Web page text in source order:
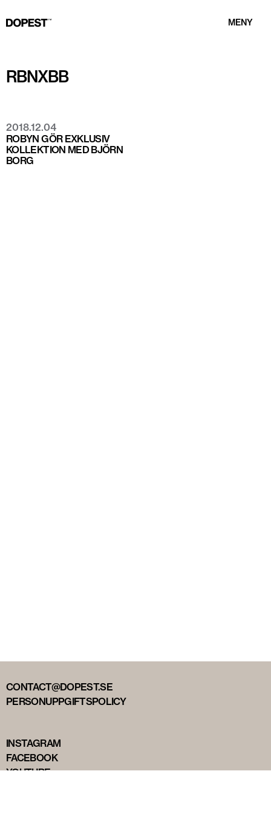
MENY
RBNXBB
2018.12.04
ROBYN GÖR EXKLUSIV
KOLLEKTION MED BJÖRN
BORG
CONTACT@DOPEST.SE
PERSONUPPGIFTSPOLICY
INSTAGRAM
FACEBOOK
YOUTUBE